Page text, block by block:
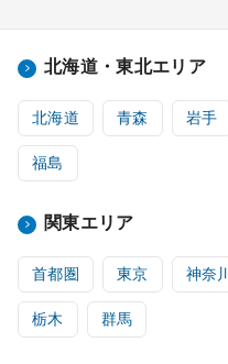
北海道・東北エリア
北海道 青森 岩手
福島
関東エリア
首都圏 東京 神奈川
栃木 群馬